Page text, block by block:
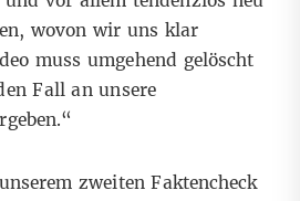
wovon wir uns klar
muss umgehend gelöscht
Fall an unsere
zweiten Faktencheck